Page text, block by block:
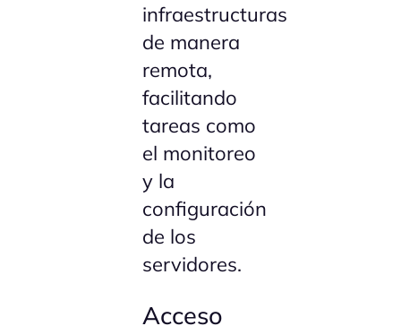
infraestructuras
de manera
remota,
facilitando
tareas como
el monitoreo
y la
configuración
de los
servidores.
Acceso